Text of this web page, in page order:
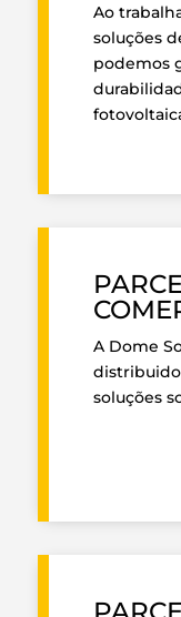
Ao
soluções
podemos
A Dome
soluções